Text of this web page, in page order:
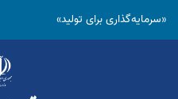
«سرمایه‌گذاری برای تولید»